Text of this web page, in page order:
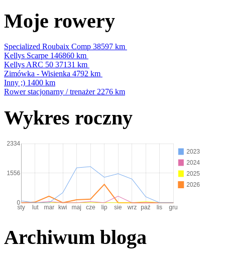
Moje rowery
Specialized Roubaix Comp 38597 km
Kellys Scarpe 146860 km
Kellys ARC 50 37131 km
Zimówka - Wisienka 4792 km
Inny ;) 1400 km
Rower stacjonarny / trenażer 2276 km
Wykres roczny
Archiwum bloga